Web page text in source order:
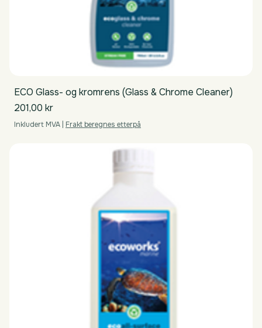
ECO Glass- og kromrens (Glass & Chrome Cleaner)
Pris
201,00 kr
Inkludert MVA | Frakt beregnes etterpå